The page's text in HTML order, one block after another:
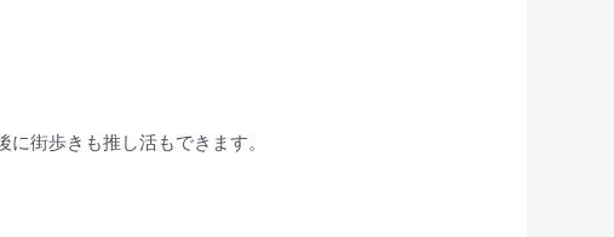
街歩きも推し活もできます。